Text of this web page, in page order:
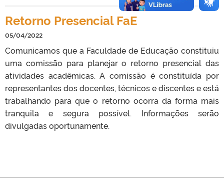
Retorno Presencial FaE
05/04/2022
Comunicamos que a Faculdade de Educação constituiu
uma comissão para planejar o retorno presencial das
atividades acadêmicas. A comissão é constituída por
representantes dos docentes, técnicos e discentes e está
trabalhando para que o retorno ocorra da forma mais
tranquila e segura possível. Informações serão
divulgadas oportunamente.